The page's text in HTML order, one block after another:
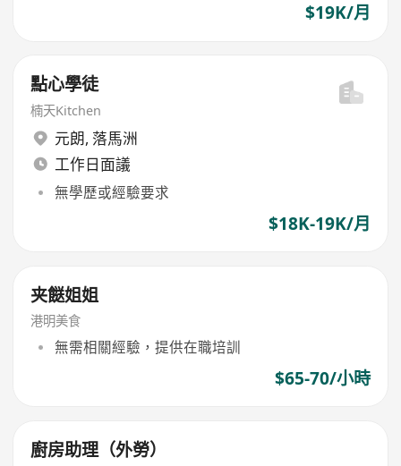
$19K/月
點心學徒
楠天Kitchen
元朗, 落馬洲
工作日面議
無學歷或經驗要求
$18K-19K/月
夹餸姐姐
港明美食
無需相關經驗，提供在職培訓
$65-70/小時
廚房助理（外勞）